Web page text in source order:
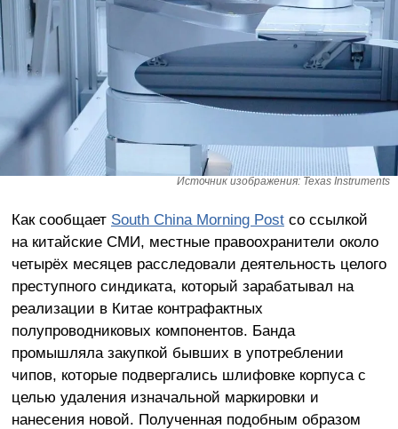
Источник изображения: Texas Instruments
Как сообщает South China Morning Postсо ссылкой
на китайские СМИ, местные правоохранители около
четырёх месяцев расследовали деятельность целого
преступного синдиката, который зарабатывал на
реализации в Китае контрафактных
полупроводниковых компонентов. Банда
промышляла закупкой бывших в употреблении
чипов, которые подвергались шлифовке корпуса с
целью удаления изначальной маркировки и
нанесения новой. Полученная подобным образом